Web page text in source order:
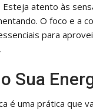
atento às
O foco e a
para
Sua
é uma prática que